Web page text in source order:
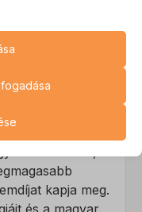
a
helytállóak
kapja meg.
az oldal megfelelő
információkat